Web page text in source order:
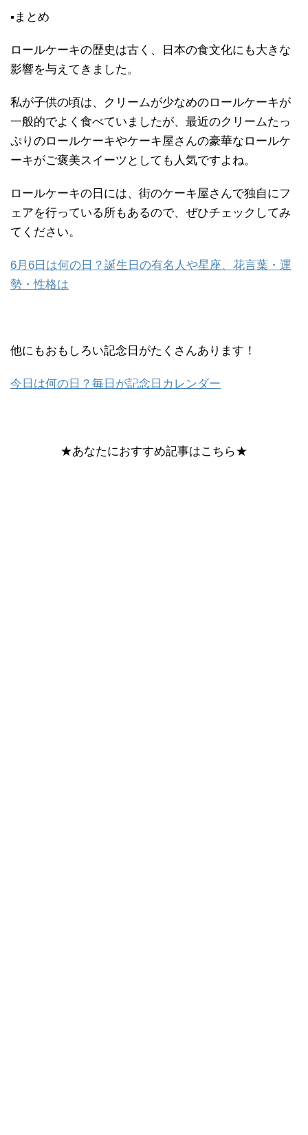
▪まとめ
ロールケーキの歴史は古く、日本の食文化にも大きな
影響を与えてきました。
私が子供の頃は、クリームが少なめのロールケーキが
一般的でよく食べていましたが、最近のクリームたっ
ぷりのロールケーキやケーキ屋さんの豪華なロールケ
ーキがご褒美スイーツとしても人気ですよね。
ロールケーキの日には、街のケーキ屋さんで独自にフ
ェアを行っている所もあるので、ぜひチェックしてみ
てください。
6月6日は何の日？誕生日の有名人や星座、花言葉・運
勢・性格は
他にもおもしろい記念日がたくさんあります！
今日は何の日？毎日が記念日カレンダー
★あなたにおすすめ記事はこちら★